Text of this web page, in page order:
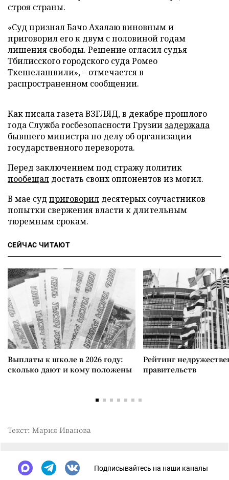
строя страны.
«Суд признал Бачо Ахалаю виновным и
приговорил его к двум с половиной годам
лишения свободы. Решение огласил судья
Тбилисского городского суда Ромео
Ткешелашвили», – отмечается в
распространенном сообщении.
Как писала газета ВЗГЛЯД, в декабре прошлого
года Служба госбезопасности Грузии задержала
бывшего министра по делу об организации
государственного переворота.
Перед заключением под стражу политик
пообещал достать своих оппонентов из могил.
В мае суд приговорил десятерых соучастников
попытки свержения власти к длительным
тюремным срокам.
СЕЙЧАС ЧИТАЮТ
Выплаты к школе в 2026 году:
сколько дают и кому положены
Рейтинг
правительств
Текст: Мария Иванова
Подписывайтесь на наши каналы